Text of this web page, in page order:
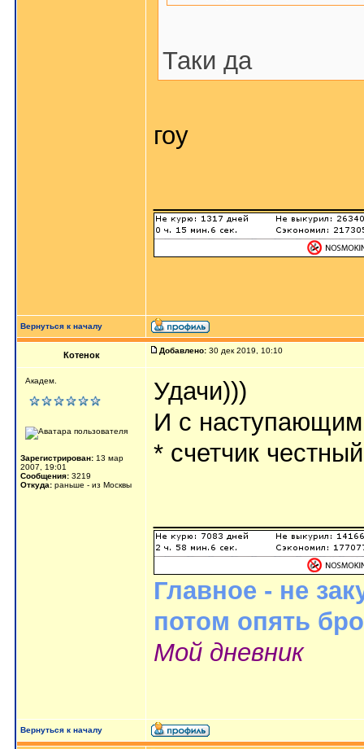
Таки да
гоу
Вернуться к началу
Котенок Добавлено: 30 дек 2019, 10:10
Академ.
Зарегистрирован: 13 мар
2007, 19:01
Сообщения: 3219
Откуда: раньше - из Москвы
Удачи)))
И с
* счетчик
Главное - не
потом опять
Мой дневник
Вернуться к началу